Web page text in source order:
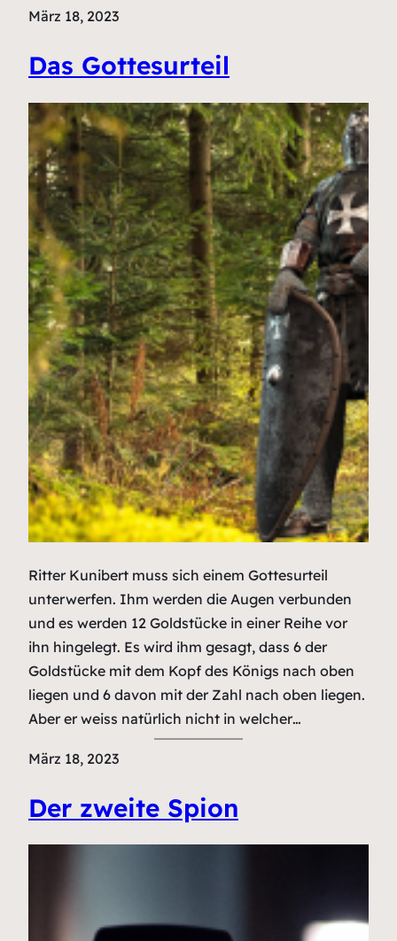
März 18, 2023
Das Gottesurteil
Ritter Kunibert muss sich einem Gottesurteil
unterwerfen. Ihm werden die Augen verbunden
und es werden 12 Goldstücke in einer Reihe vor
ihn hingelegt. Es wird ihm gesagt, dass 6 der
Goldstücke mit dem Kopf des Königs nach oben
liegen und 6 davon mit der Zahl nach oben liegen.
Aber er weiss natürlich nicht in welcher…
März 18, 2023
Der zweite Spion